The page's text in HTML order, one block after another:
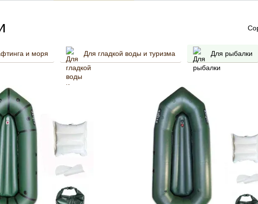
и моря Для гладкой воды и туризма Для рыбалки